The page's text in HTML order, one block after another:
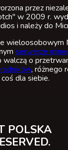
przez
w 2009 r.
i należy do
wieloosobowym
serwerze
o
, różnego
dla siebie.
POLSKA